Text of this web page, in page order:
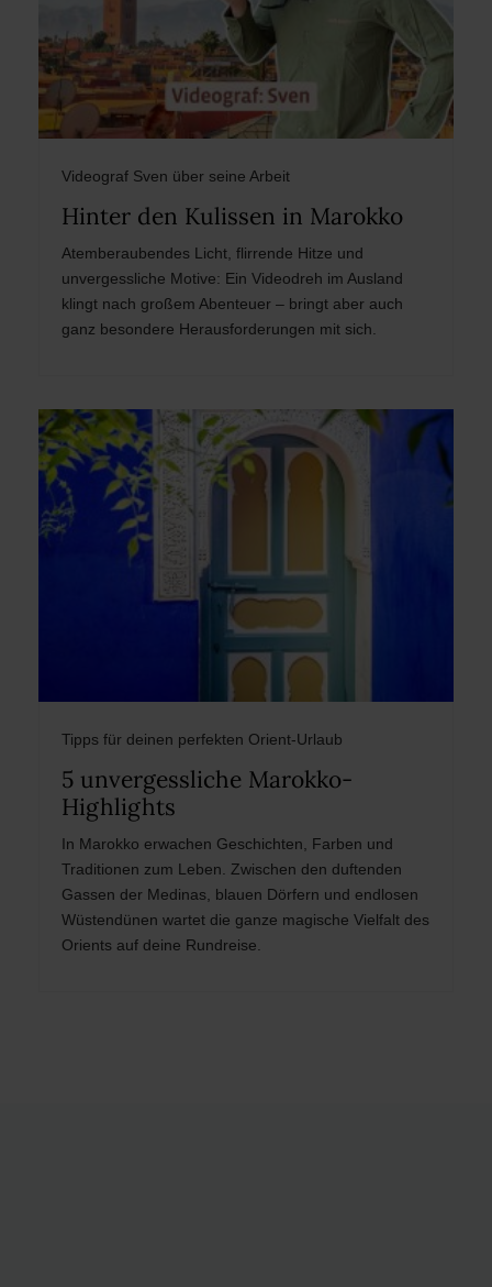
Videograf Sven über seine Arbeit
Hinter den Kulissen in Marokko
Atemberaubendes Licht, flirrende Hitze und
unvergessliche Motive: Ein Videodreh im Ausland
klingt nach großem Abenteuer – bringt aber auch
ganz besondere Herausforderungen mit sich.
Tipps für deinen perfekten Orient-Urlaub
5 unvergessliche Marokko-
Highlights
In Marokko erwachen Geschichten, Farben und
Traditionen zum Leben. Zwischen den duftenden
Gassen der Medinas, blauen Dörfern und endlosen
Wüstendünen wartet die ganze magische Vielfalt des
Orients auf deine Rundreise.